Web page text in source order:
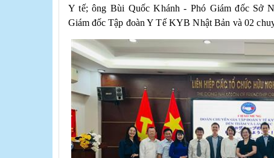
Y tế; ông Bùi Quốc Khánh - Phó Giám đốc Sở
Giám đốc Tập đoàn Y Tế KYB Nhật Bản và 02